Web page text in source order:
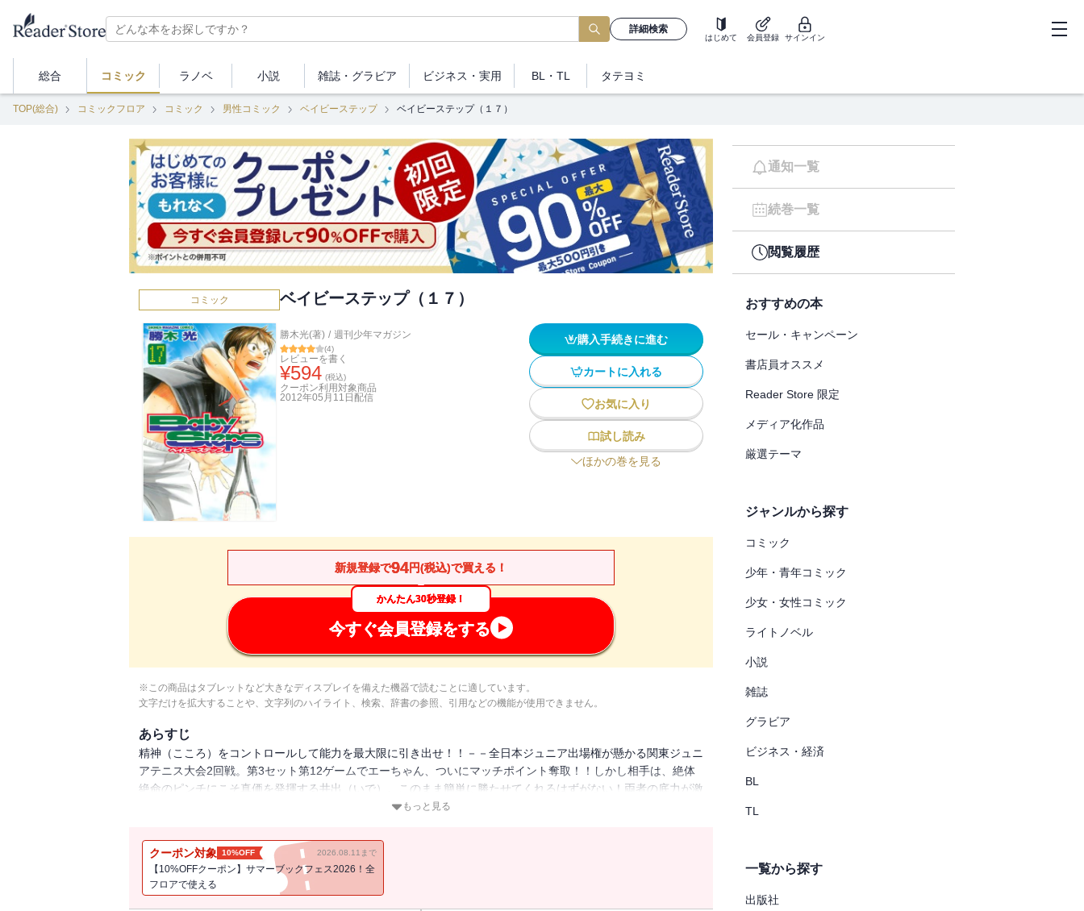
詳細検索
はじめて 会員登録 サインイン
総合 コミック ラノベ 小説 雑誌・ グラビア ビジネス ・実用 BL・TL タテヨミ
TOP(総合) コミックフロア コミック 男性コミック ベイビーステップ ベイビーステップ（１７）
コミック ベイビーステップ（１７）
勝木光(著) / 週刊少年マガジン
(4)
レビューを書く
¥594 (税込)
クーポン利用対象商品
2012年05月11日 配信
購入手続きに進む
カートに入れる
お気に入り
試し読み
ほかの巻を見る
新規登録で94円(税込)で買える！
かんたん30秒登録！
今すぐ会員登録をする
※この商品はタブレットなど大きなディスプレイを備えた機器で読むことに適しています。
文字だけを拡大することや、文字列のハイライト、検索、辞書の参照、引用などの機能が使用できません。
あらすじ
精神（こころ）をコントロールして能力を最大限に引き出せ！！－－全日本ジュニア出場権が懸かる関東ジュニ
アテニス大会2回戦。第3セット第12ゲームでエーちゃん、ついにマッチポイント奪取！！しかし相手は、絶体
絶命のピンチにこそ真価を発揮する井出（いで）。このまま簡単に勝たせてくれるはずがない！両者の底力が激
もっと見る
クーポン対象 10%OFF 2026.08.11まで
【10%OFFクーポン】サマーブックフェス2026！全
フロアで使える
通知一覧
続巻一覧
閲覧履歴
おすすめの本
セール・キャンペーン
書店員オススメ
Reader Store 限定
メディア化作品
厳選テーマ
ジャンルから探す
コミック
少年・青年コミック
少女・女性コミック
ライトノベル
小説
雑誌
グラビア
ビジネス・経済
BL
TL
一覧から探す
出版社